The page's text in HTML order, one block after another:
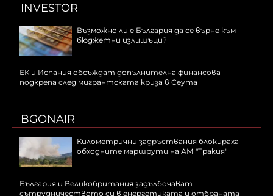
INVESTOR
Възможно ли е България да се върне към
бюджетни излишъци?
ЕК и Испания обсъждат допълнителна финансова
подкрепа след мигрантската криза в Сеута
BGONAIR
Километрични задръствания блокираха
обходните маршрути на АМ "Тракия"
България и Великобритания задълбочават
сътрудничеството си в енергетиката и отбраната